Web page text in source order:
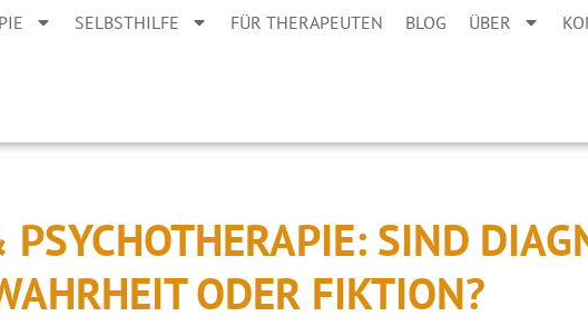
SELBSTHILFE FÜR THERAPEUTEN BLOG ÜBER
SIND
ODER FIKTION?